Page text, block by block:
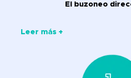
El buzoneo
Leer más +